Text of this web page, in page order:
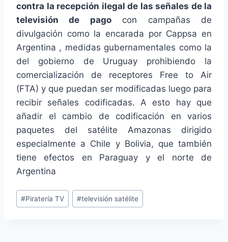
contra la recepción ilegal de las señales de la
televisión de pagocon campañas de
divulgación como la encarada por Cappsa en
Argentina , medidas gubernamentales como la
del gobierno de Uruguay prohibiendo la
comercialización de receptores Free to Air
(FTA) y que puedan ser modificadas luego para
recibir señales codificadas. A esto hay que
añadir el cambio de codificación en varios
paquetes del satélite Amazonas dirigido
especialmente a Chile y Bolivia, que también
tiene efectos en Paraguay y el norte de
Argentina
Etiquetas
de
#Piratería TV #televisión satélite